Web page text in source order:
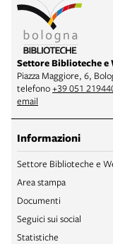
Settore Biblioteche e
Piazza Maggiore, 6,
telefono+39 051
email
Informazioni
Settore Biblioteche e
Area stampa
Documenti
Seguici sui social
Statistiche